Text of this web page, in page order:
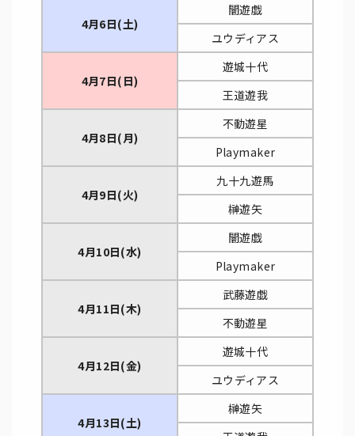
4月6日(土)
闇遊戯
ユウディアス
4月7日(日)
遊城十代
王道遊我
4月8日(月)
不動遊星
Playmaker
4月9日(火)
九十九遊馬
榊遊矢
4月10日(水)
闇遊戯
Playmaker
4月11日(木)
武藤遊戯
不動遊星
4月12日(金)
遊城十代
ユウディアス
4月13日(土)
榊遊矢